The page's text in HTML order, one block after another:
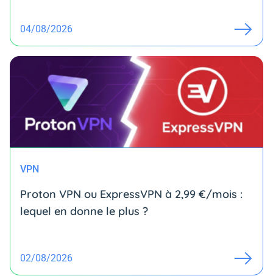
04/08/2026
VPN
Proton VPN ou ExpressVPN à 2,99 €/mois :
lequel en donne le plus ?
02/08/2026